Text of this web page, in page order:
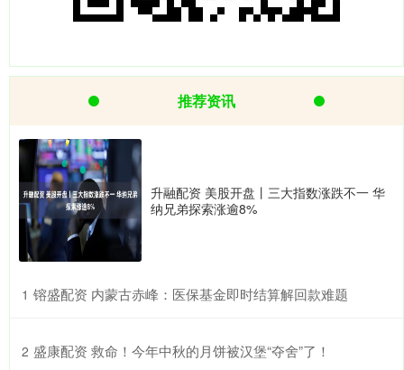
推荐资讯
升融配资 美股开盘丨三大指数涨跌不一 华
纳兄弟探索涨逾8%
1 ​镕盛配资 内蒙古赤峰：医保基金即时结算解回款难题
2 ​盛康配资 救命！今年中秋的月饼被汉堡“夺舍”了！